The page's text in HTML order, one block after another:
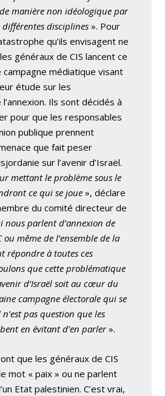
manière non idéologique par
différentes disciplines». Pour
qu’ils envisagent ne
généraux de CIS lancent ce
médiatique visant
étude sur les
Ils sont décidés à
pour que les responsables
publique prennent
que fait peser
sur l’avenir d’Israël.
mettant le problème sous le
ce qui se joue », déclare
du comité directeur de
nous parlent d’annexion de
ou même de l’ensemble de la
répondre à toutes ces
que cette problématique
d’Israël soit au cœur du
campagne électorale qui se
pas question que les
en évitant d’en parler».
que les généraux de CIS
mot « paix » ou ne parlent
Etat palestinien. C’est vrai,